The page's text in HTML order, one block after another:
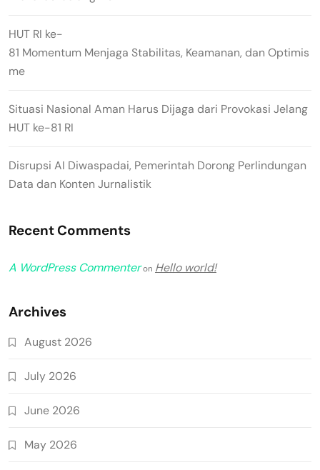
HUT RI ke-
81 Momentum Menjaga Stabilitas, Keamanan, dan Optimis
me
Situasi Nasional Aman Harus Dijaga dari Provokasi Jelang
HUT ke-81 RI
Disrupsi AI Diwaspadai, Pemerintah Dorong Perlindungan
Data dan Konten Jurnalistik
Recent Comments
A WordPress Commenteron Hello world!
Archives
August 2026
July 2026
June 2026
May 2026